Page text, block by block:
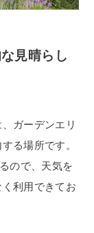
見晴らし
ガーデンエリ
る場所です。
ので、天気を
利用できてお